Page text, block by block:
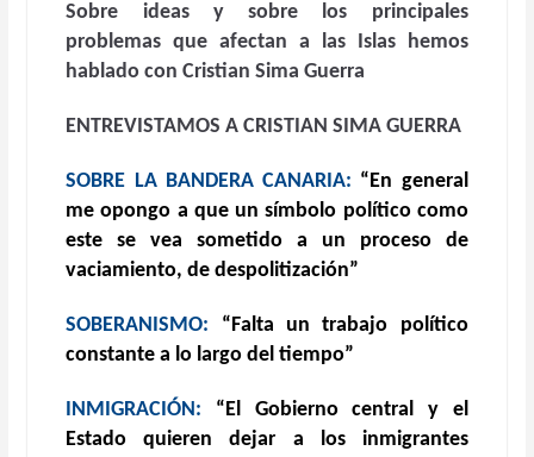
Sobre ideas y sobre los principales
problemas que afectan a las Islas hemos
hablado con Cristian Sima Guerra
ENTREVISTAMOS A CRISTIAN SIMA GUERRA
SOBRE LA BANDERA CANARIA: “En general
me opongo a que un símbolo político como
este se vea sometido a un proceso de
vaciamiento, de despolitización”
SOBERANISMO: “Falta un trabajo político
constante a lo largo del tiempo”
INMIGRACIÓN: “El Gobierno central y el
Estado quieren dejar a los inmigrantes